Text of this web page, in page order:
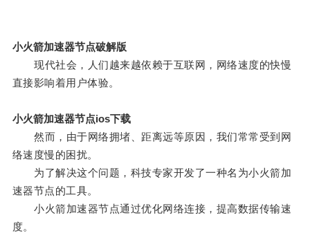
小火箭加速器节点破解版
现代社会，人们越来越依赖于互联网，网络速度的快慢
直接影响着用户体验。
小火箭加速器节点ios下载
然而，由于网络拥堵、距离远等原因，我们常常受到网
络速度慢的困扰。
为了解决这个问题，科技专家开发了一种名为小火箭加
速器节点的工具。
小火箭加速器节点通过优化网络连接，提高数据传输速
度。